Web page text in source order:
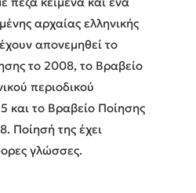
αρχαίας ελληνικής
απονεμηθεί το
το 2008, το Βραβείο
περιοδικού
και το Βραβείο Ποίησης
Ποίησή της έχει
γλώσσες.